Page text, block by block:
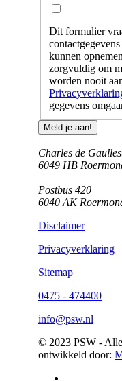
Dit
formulier
vraagt
je
naam
en
contactgegevens
zodat
wij
contact
met
kunnen
opnemen
je
vraag.
gaat
om
je
Jouw
gegevens
worden
nooit
aan
anderen
verstrekt.
Dit formulier
kunnen
zorgvuldig om
worden nooit
gegevens
Meld je aan!
Charles de
6049 HB
Postbus 420
6040 AK
Disclaimer
Privacyverklaring
Sitemap
0475 - 474400
info@psw.nl
© 2023 PSW -
ontwikkeld door: